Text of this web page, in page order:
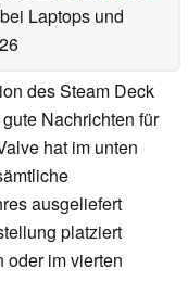
Laptops und
des Steam Deck
Nachrichten für
hat im unten
ausgeliefert
platziert
oder im vierten